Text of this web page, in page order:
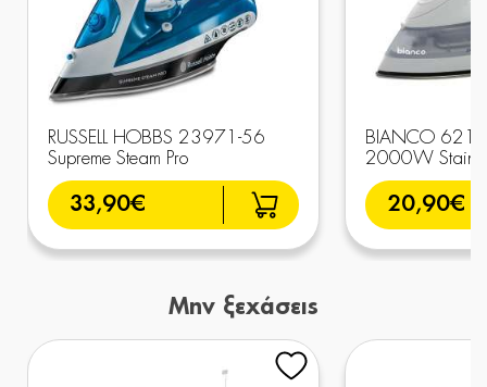
RUSSELL HOBBS 23971-56
Supreme Steam Pro
33,90€
BIANCO 6214
2000W
20,90€
Μην ξεχάσεις